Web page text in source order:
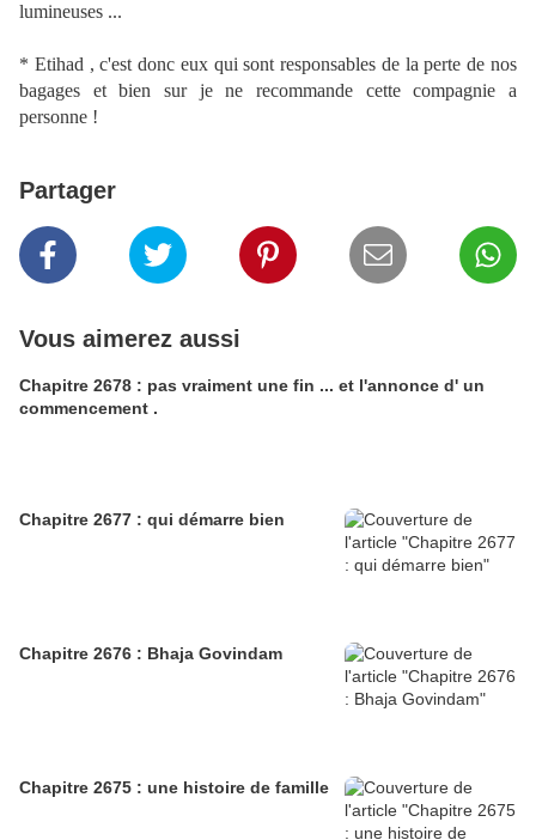
lumineuses ...
* Etihad , c'est donc eux qui sont responsables de la perte de nos
bagages et bien sur je ne recommande cette compagnie a
personne !
Partager
Vous aimerez aussi
Chapitre 2678 : pas vraiment une fin ... et l'annonce d' un
commencement .
Chapitre 2677 : qui démarre bien
Chapitre 2676 : Bhaja Govindam
Chapitre 2675 : une histoire de famille